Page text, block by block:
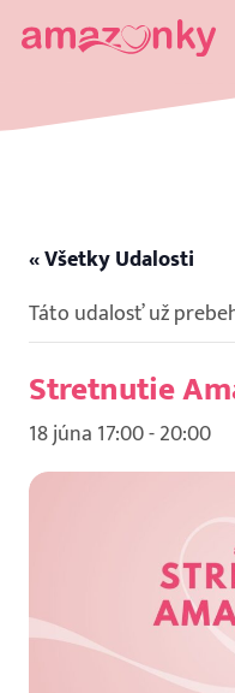
« Všetky Udalosti
Táto udalosť už
Stretnutie
18 júna 17:00-20:00